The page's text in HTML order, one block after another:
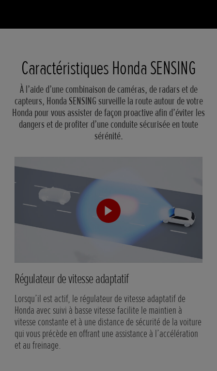
Caractéristiques Honda SENSING
À l’aide d’une combinaison de caméras, de radars et de
capteurs, Honda SENSING surveille la route autour de votre
Honda pour vous assister de façon proactive afin d’éviter les
dangers et de profiter d’une conduite sécurisée en toute
sérénité.
Régulateur de vitesse adaptatif
Lorsqu’il est actif, le régulateur de vitesse adaptatif de
Honda avec suivi à basse vitesse facilite le maintien à
vitesse constante et à une distance de sécurité de la voiture
qui vous précède en offrant une assistance à l’accélération
et au freinage.